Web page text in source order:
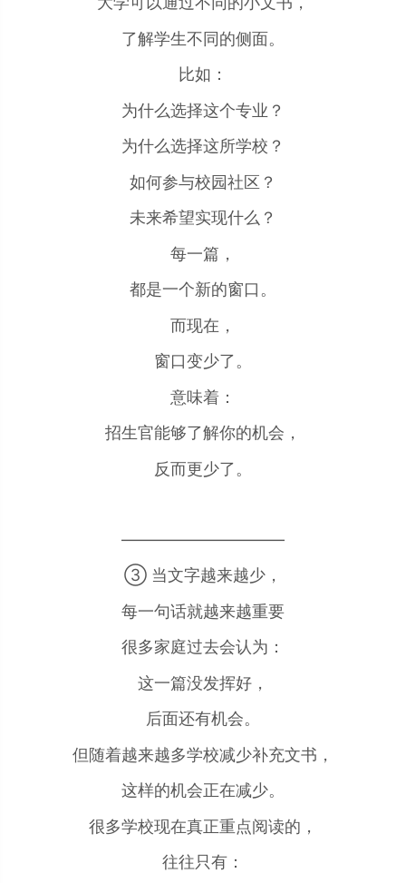
了解学生不同的侧面。
比如：
为什么选择这个专业？
为什么选择这所学校？
如何参与校园社区？
未来希望实现什么？
每一篇，
都是一个新的窗口。
而现在，
窗口变少了。
意味着：
招生官能够了解你的机会，
反而更少了。
——————————
③ 当文字越来越少，
每一句话就越来越重要
很多家庭过去会认为：
这一篇没发挥好，
后面还有机会。
但随着越来越多学校减少补充文书，
这样的机会正在减少。
很多学校现在真正重点阅读的，
往往只有：